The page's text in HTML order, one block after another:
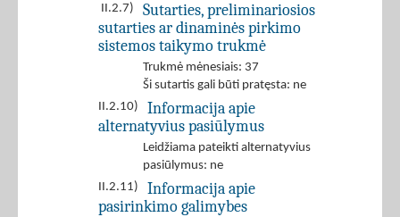
II.2.7)
Sutarties, preliminariosios
sutarties ar dinaminės pirkimo
sistemos taikymo trukmė
Trukmė mėnesiais: 37
Ši sutartis gali būti pratęsta: ne
II.2.10)
Informacija apie
alternatyvius pasiūlymus
Leidžiama pateikti alternatyvius
pasiūlymus: ne
II.2.11)
Informacija apie
pasirinkimo galimybes